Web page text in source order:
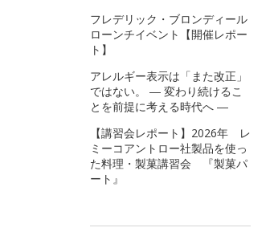
フレデリック・ブロンディール
ローンチイベント【開催レポー
ト】
アレルギー表示は「また改正」
ではない。 ― 変わり続けるこ
とを前提に考える時代へ ―
【講習会レポート】2026年 レ
ミーコアントロー社製品を使っ
た料理・製菓講習会 『製菓パ
ート』